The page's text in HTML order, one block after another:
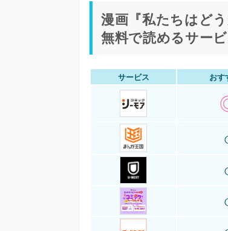
漫画『私たちはど
無料で読めるサー
サービス おす